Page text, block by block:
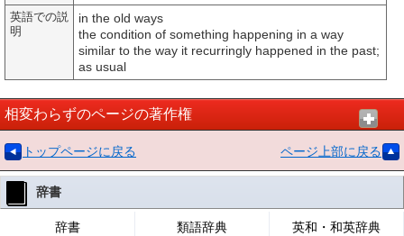
英語での説
明
in the old ways
the condition of something happening in a way
similar to the way it recurringly happened in the past;
as usual
相変わらずのページの著作権
トップページに戻る ページ上部に戻る
辞書
辞書 類語辞典 英和・和英辞典